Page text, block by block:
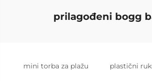
prilagođeni bogg
mini torba za plažu plastični